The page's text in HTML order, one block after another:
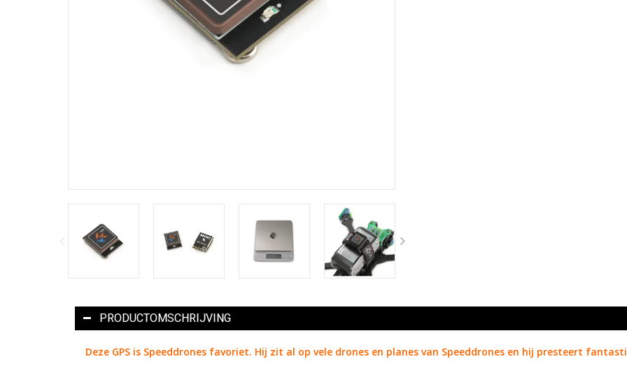
PRODUCTOMSCHRIJVING
Deze GPS is Speeddrones favoriet. Hij zit al op vele drones en planes van Speeddrones en hij presteert